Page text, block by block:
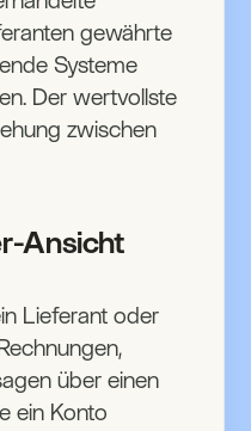
gewährte
Systeme
Der wertvollste
zwischen
Ansicht
Lieferant oder
über einen
ein Konto